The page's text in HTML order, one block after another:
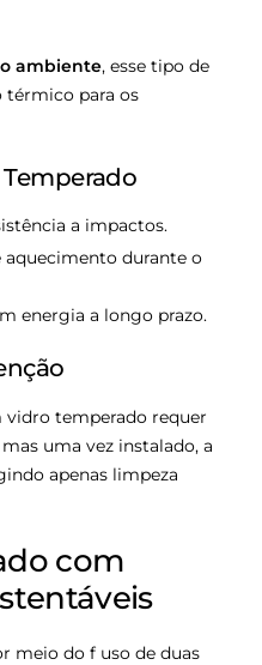
ambiente, esse tipo de
para os
a impactos.
aquecimento durante o
energia a longo prazo.
vidro temperado requer
uma vez instalado, a
apenas limpeza
com
meio do f uso de duas